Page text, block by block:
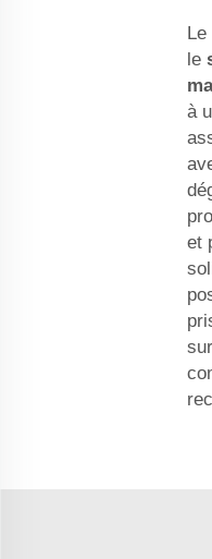
le
à
et